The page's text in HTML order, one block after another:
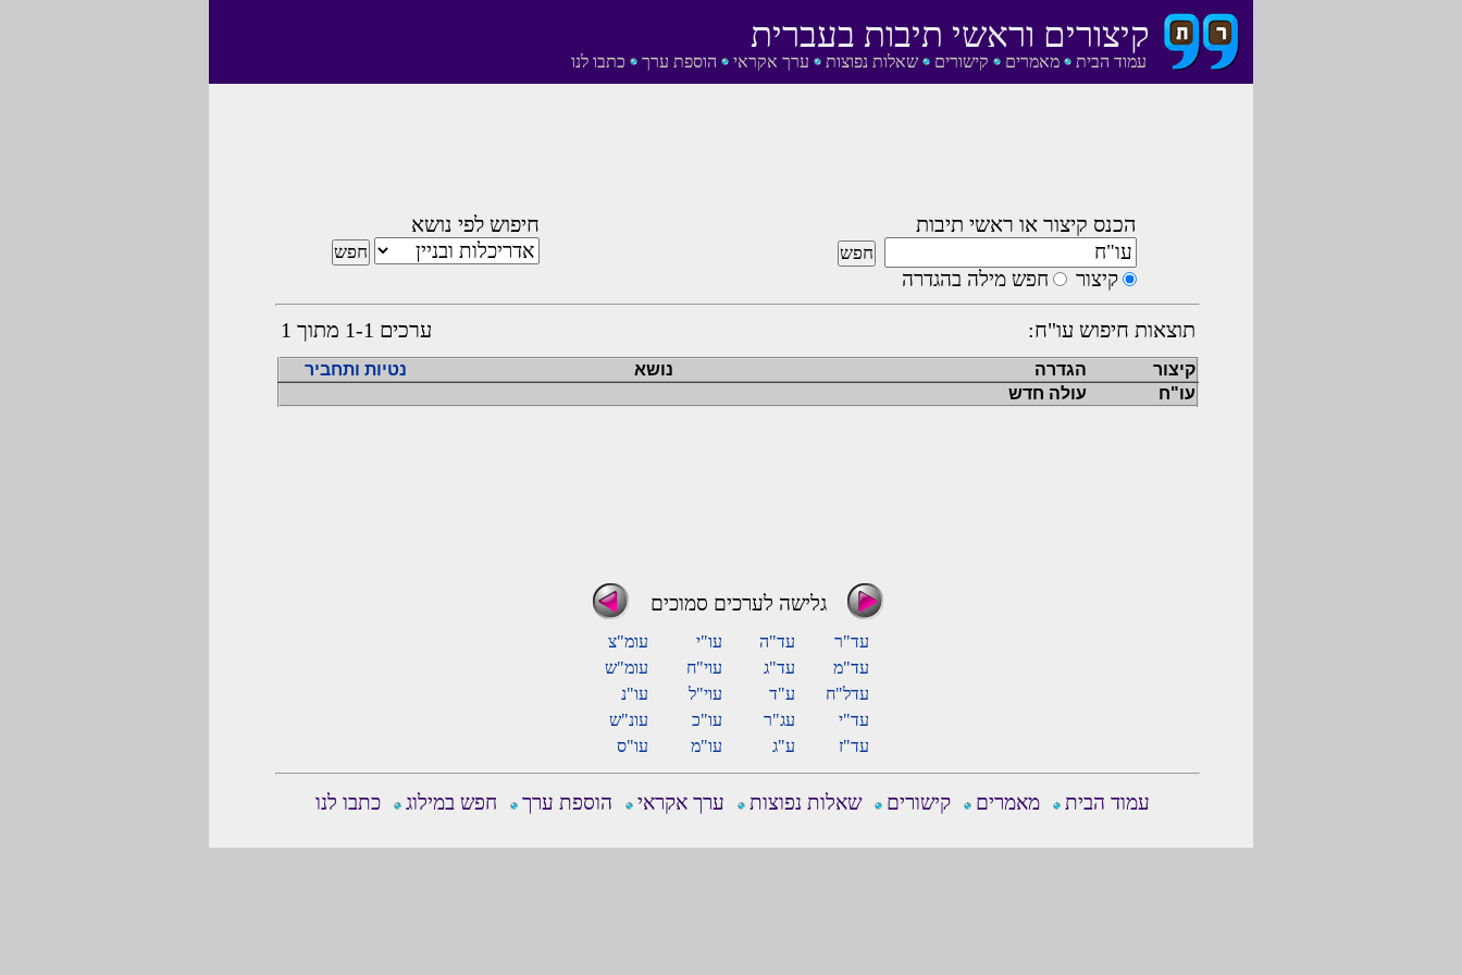
עמוד הבית מאמרים קישורים שאלות נפוצות ערך אקראי הוספת ערך כתבו לנו
קיצורים וראשי תיבות בעברית
הכנס קיצור או ראשי תיבות
קיצור חפש מילה בהגדרה
חיפוש לפי נושא
תוצאות חיפוש עו"ח: ערכים 1-1 מתוך 1
קיצור הגדרה נושא
נטיות ותחביר
עו"ח
עולה חדש
גלישה לערכים סמוכים
עד"ר עד"ה עו"י
עומ"צ
עד"מ
עד"ג עוי"ח
עומ"ש
עדל"ח
ע"ד עוי"ל
עו"נ
עד"י
עג"ר עו"כ
עונ"ש
עד"ז
ע"ג עו"מ עו"ס
עמוד הבית מאמרים קישורים שאלות נפוצות ערך אקראי הוספת ערך חפש במילוג כתבו לנו